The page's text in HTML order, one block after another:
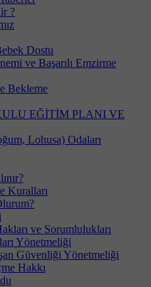
?
Dostu
ve Başarılı Emzirme
Bekleme
EĞİTİM PLANI VE
Lohusa) Odaları
Kuralları
ve Sorumlulukları
Yönetmeliği
Güvenliği Yönetmeliği
Hakkı